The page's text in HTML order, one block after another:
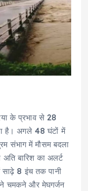
के प्रभाव से 28
है। अगले 48 घंटों में
संभाग में मौसम बदला
बारिश का अलर्ट
8 इंच तक पानी
चमकने और मेघगर्जन